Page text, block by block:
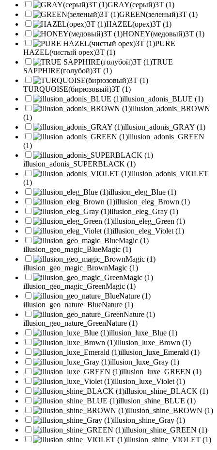
GRAY(серый)3T (1)
GREEN(зеленый)3T (1)
HAZEL(орех)3T (1)
HONEY(медовый)3T (1)
PURE
HAZEL(чистый орех)3T (1)
TRUE
SAPPHIRE(голубой)3T (1)
TURQUOISE(бирюзовый)3T (1)
illusion_adonis_BLUE (1)
illusion_adonis_BROWN
(1)
illusion_adonis_GRAY (1)
illusion_adonis_GREEN
(1)
illusion_adonis_SUPERBLACK (1)
illusion_adonis_VIOLET
(1)
illusion_eleg_Blue (1)
illusion_eleg_Brown (1)
illusion_eleg_Gray (1)
illusion_eleg_Green (1)
illusion_eleg_Violet (1)
illusion_geo_magic_BlueMagic (1)
illusion_geo_magic_BrownMagic (1)
illusion_geo_magic_GreenMagic (1)
illusion_geo_nature_BlueNature (1)
illusion_geo_nature_GreenNature (1)
illusion_luxe_Blue (1)
illusion_luxe_Brown (1)
illusion_luxe_Emerald (1)
illusion_luxe_Gray (1)
illusion_luxe_GREEN (1)
illusion_luxe_Violet (1)
illusion_shine_BLACK (1)
illusion_shine_BLUE (1)
illusion_shine_BROWN (1)
illusion_shine_Gray (1)
illusion_shine_GREEN (1)
illusion_shine_VIOLET (1)